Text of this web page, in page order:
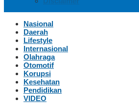
Nasional
Daerah
Lifestyle
Internasional
Olahraga
Otomotif
Korupsi
Kesehatan
Pendidikan
VIDEO